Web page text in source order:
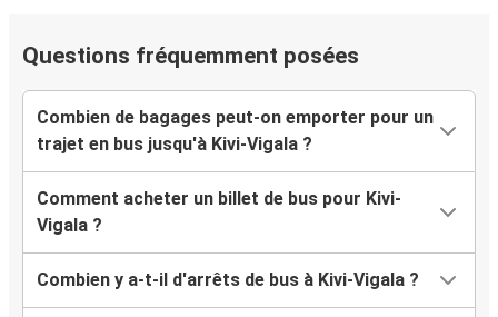
Questions fréquemment posées
Combien de bagages peut-on emporter pour un
trajet en bus jusqu'à Kivi-Vigala ?
Comment acheter un billet de bus pour Kivi-
Vigala ?
Combien y a-t-il d'arrêts de bus à Kivi-Vigala ?